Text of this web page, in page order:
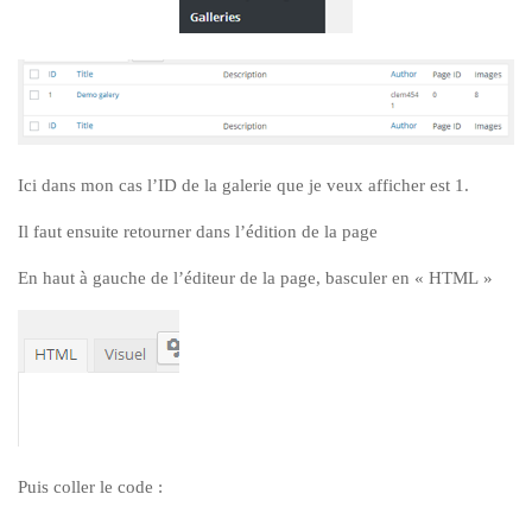
Ici dans mon cas l’ID de la galerie que je veux afficher est 1.
Il faut ensuite retourner dans l’édition de la page
En haut à gauche de l’éditeur de la page, basculer en « HTML »
Puis coller le code :